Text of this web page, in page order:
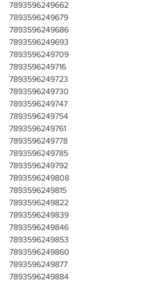
7893596249662
7893596249679
7893596249686
7893596249693
7893596249709
7893596249716
7893596249723
7893596249730
7893596249747
7893596249754
7893596249761
7893596249778
7893596249785
7893596249792
7893596249808
7893596249815
7893596249822
7893596249839
7893596249846
7893596249853
7893596249860
7893596249877
7893596249884